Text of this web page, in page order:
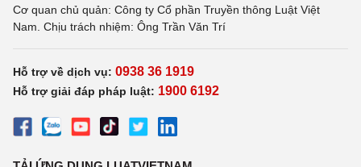
Cơ quan chủ quản: Công ty Cổ phần Truyền thông Luật Việt
Nam. Chịu trách nhiệm: Ông Trần Văn Trí
Hỗ trợ về dịch vụ: 0938 36 1919
Hỗ trợ giải đáp pháp luật: 1900 6192